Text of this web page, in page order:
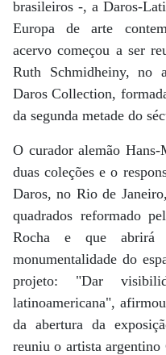
brasileiros -, a Daros-
Europa de arte
acervo começou a ser
Ruth Schmidheiny, no
Daros Collection,
da segunda metade do
O curador alemão
duas coleções e o
Daros, no Rio de
quadrados reformado
Rocha e que
monumentalidade do
projeto: "Dar
latinoamericana",
da abertura da
reuniu o artista